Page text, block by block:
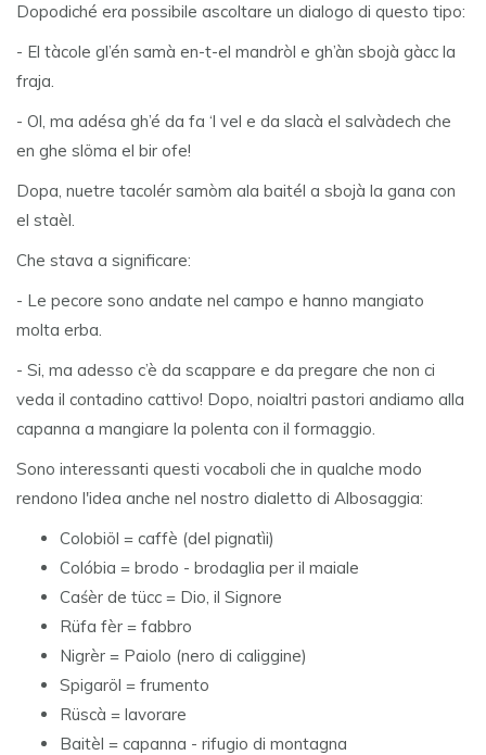
Dopodiché era possibile ascoltare un dialogo di questo tipo:
- El tàcole gl’én samà en-t-el mandròl e gh’àn sbojà gàcc la
fraja.
- Ol, ma adésa gh’é da fa ‘l vel e da slacà el salvàdech che
en ghe slöma el bir ofe!
Dopa, nuetre tacolér samòm ala baitél a sbojà la gana con
el staèl.
Che stava a significare:
- Le pecore sono andate nel campo e hanno mangiato
molta erba.
- Si, ma adesso c’è da scappare e da pregare che non ci
veda il contadino cattivo! Dopo, noialtri pastori andiamo alla
capanna a mangiare la polenta con il formaggio.
Sono interessanti questi vocaboli che in qualche modo
rendono l'idea anche nel nostro dialetto di Albosaggia:
Colobiöl = caffè (del pignatìi)
Colóbia = brodo - brodaglia per il maiale
Caśèr de tücc = Dio, il Signore
Rüfa fèr = fabbro
Nigrèr = Paiolo (nero di caliggine)
Spigaröl = frumento
Rüscà = lavorare
Baitèl = capanna - rifugio di montagna